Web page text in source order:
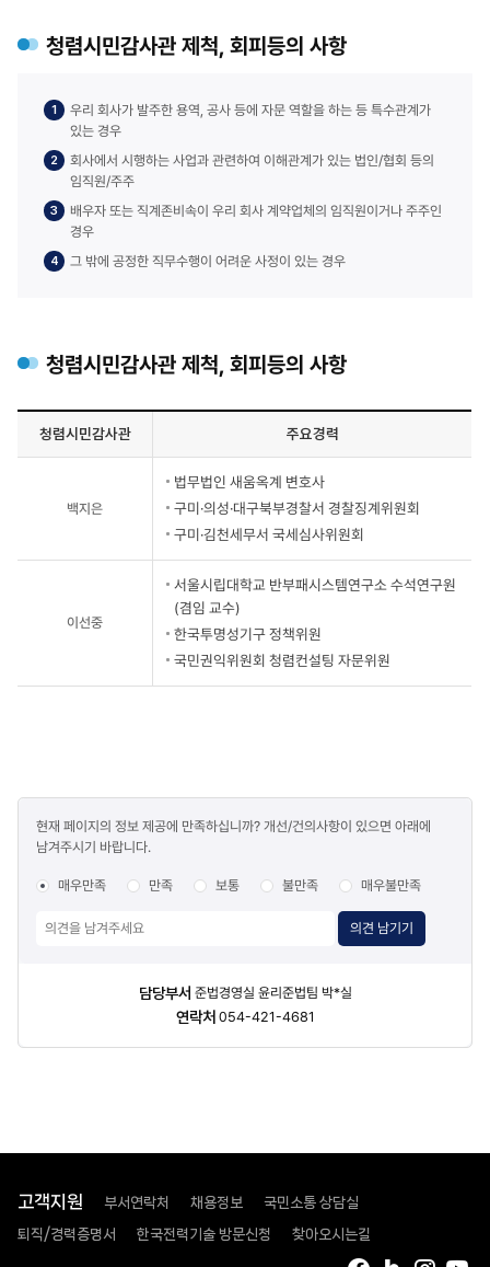
청렴시민감사관 제척, 회피등의 사항
우리 회사가 발주한 용역, 공사 등에 자문 역할을 하는 등 특수관계가
있는 경우
회사에서 시행하는 사업과 관련하여 이해관계가 있는 법인/협회 등의
임직원/주주
배우자 또는 직계존비속이 우리 회사 계약업체의 임직원이거나 주주인
경우
그 밖에 공정한 직무수행이 어려운 사정이 있는 경우
청렴시민감사관 제척, 회피등의 사항
청렴시민감사관 주요경력
백지은
법무법인 새움옥계 변호사
구미·의성·대구북부경찰서 경찰징계위원회
구미·김천세무서 국세심사위원회
이선중
서울시립대학교 반부패시스템연구소 수석연구원
(겸임 교수)
한국투명성기구 정책위원
국민권익위원회 청렴컨설팅 자문위원
만족도
조사
현재 페이지의 정보 제공에 만족하십니까? 개선/건의사항이 있으면 아래에
남겨주시기 바랍니다.
매우만족 만족 보통 불만족 매우불만족
의견 남기기
담당부서 준법경영실 윤리준법팀 박*실
연락처 054-421-4681
고객지원 부서연락처 채용정보 국민소통 상담실
퇴직/경력증명서 한국전력기술 방문신청 찾아오시는길